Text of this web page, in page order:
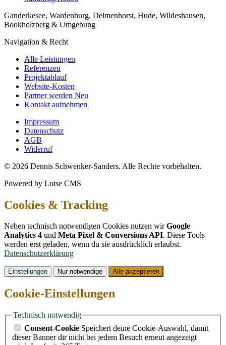
Ganderkesee, Wardenburg, Delmenhorst, Hude, Wildeshausen,
Bookholzberg & Umgebung
Navigation & Recht
Alle Leistungen
Referenzen
Projektablauf
Website-Kosten
Partner werden Neu
Kontakt aufnehmen
Impressum
Datenschutz
AGB
Widerruf
© 2026 Dennis Schwenker-Sanders. Alle Rechte vorbehalten.
Powered by Lotse CMS
Cookies & Tracking
Neben technisch notwendigen Cookies nutzen wirGoogle
Analytics 4 und Meta Pixel & Conversions API. Diese Tools
werden erst geladen, wenn du sie ausdrücklich erlaubst.
Datenschutzerklärung
Einstellungen Nur notwendige Alle akzeptieren
Cookie-Einstellungen
Technisch notwendig
Consent-Cookie
dieser Banner dir nicht bei jedem Besuch erneut angezeigt